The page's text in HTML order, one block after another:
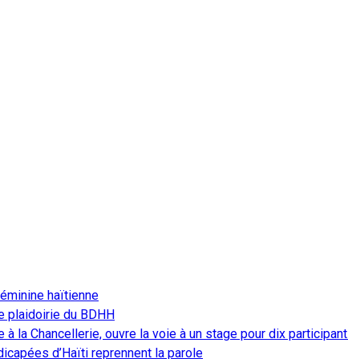
haïtienne
plaidoirie du BDHH
la Chancellerie, ouvre la voie à un stage pour dix
d’Haïti reprennent la parole